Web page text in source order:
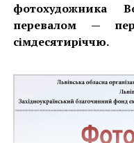
фотохудожника
перевалом —
сімдесятиріччю.